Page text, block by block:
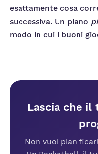
esattamente cosa
successiva. Un piano
modo in cui i buoni
Lascia che il
Non vuoi